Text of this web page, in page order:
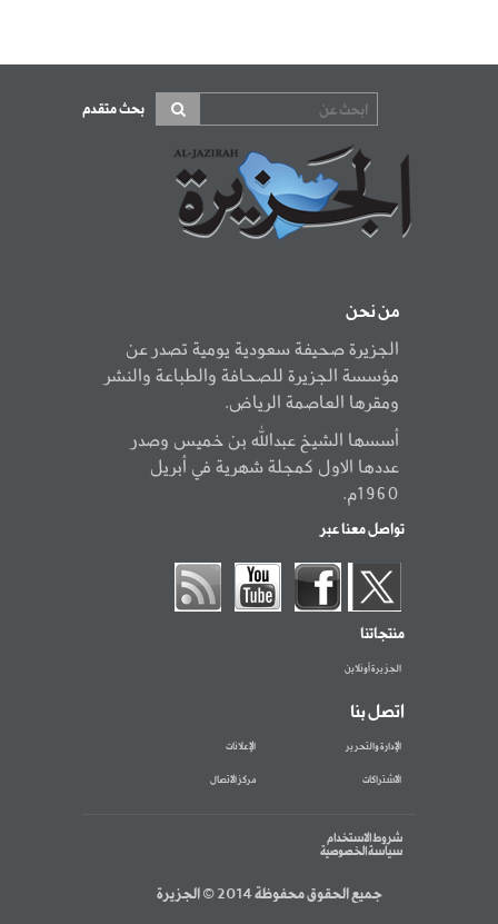
بحث متقدم
من نحن
الجزيرة صحيفة سعودية يومية تصدر عن
مؤسسة الجزيرة للصحافة والطباعة والنشر
ومقرها العاصمة الرياض.
أسسها الشيخ عبدالله بن خميس وصدر
عددها الاول كمجلة شهرية في أبريل
1960م.
تواصل معنا عبر
منتجاتنا
الجزيرة أونلاين
اتصل بنا
الإدارة والتحرير الإعلانات
الاشتراكات مركز الاتصال
شروط الاستخدام
سياسة الخصوصية
جميع الحقوق محفوظة 2014 © الجزيرة